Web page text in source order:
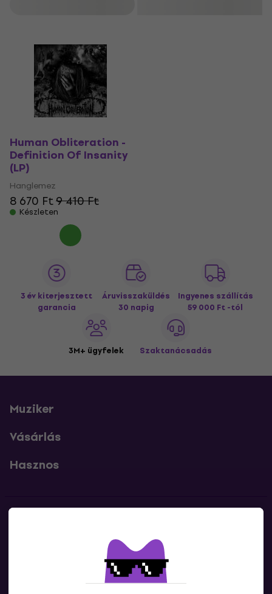
Human Obliteration -
Definition Of Insanity
(LP)
Hanglemez
8 670 Ft9 410 Ft
Készleten
3 év kiterjesztett
garancia
Áruvisszaküldés
30 napig
Ingyenes szállítás
59 000 Ft -tól
3M+ ügyfelek Szaktanácsadás
Muziker
Vásárlás
Hasznos
Lépj kapcsolatba velünk